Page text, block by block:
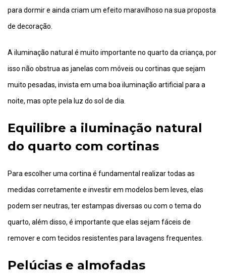
para dormir e ainda criam um efeito maravilhoso na sua proposta
de decoração.
A iluminação natural é muito importante no quarto da criança, por
isso não obstrua as janelas com móveis ou cortinas que sejam
muito pesadas, invista em uma boa iluminação artificial para a
noite, mas opte pela luz do sol de dia.
Equilibre a iluminação natural
do quarto com cortinas
Para escolher uma cortina é fundamental realizar todas as
medidas corretamente e investir em modelos bem leves, elas
podem ser neutras, ter estampas diversas ou com o tema do
quarto, além disso, é importante que elas sejam fáceis de
remover e com tecidos resistentes para lavagens frequentes.
Pelúcias e almofadas